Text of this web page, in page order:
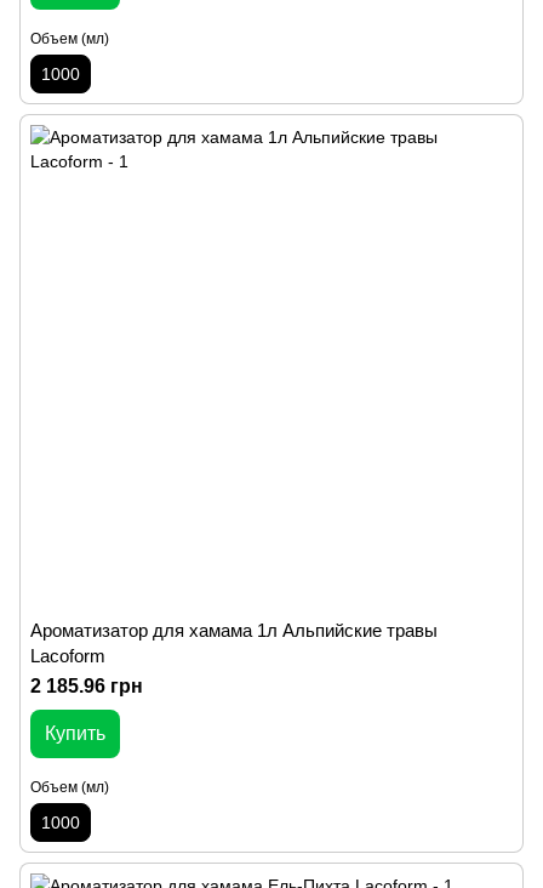
Объем (мл)
1000
Ароматизатор для хамама 1л Альпийские травы
Lacoform
2 185.96 грн
Купить
Объем (мл)
1000